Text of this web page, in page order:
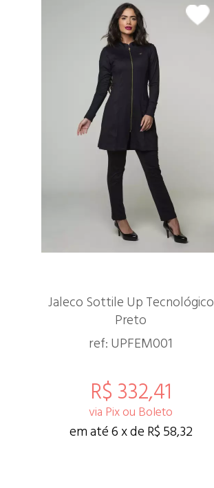
Jaleco Sottile Up Tecnológico
Preto
ref: UPFEM001
R$ 332,41
via Pix ou Boleto
em até 6 x de R$ 58,32